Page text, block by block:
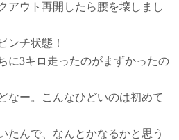
アウト再開したら腰を壊しまし
ンチ状態！
に3キロ走ったのがまずかったの
なー。こんなひどいのは初めて
たんで、なんとかなるかと思う